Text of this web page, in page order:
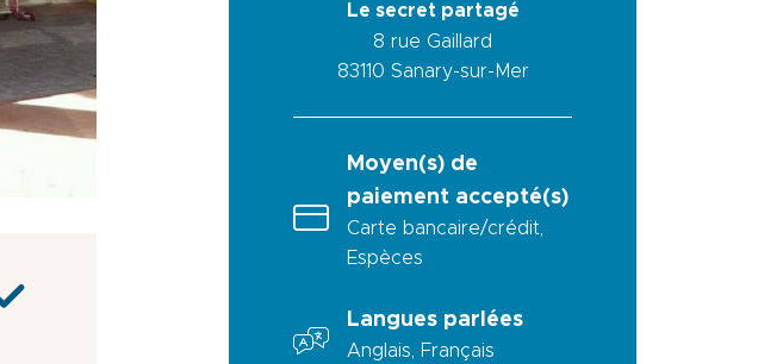
Le secret partagé
8 rue Gaillard
83110 Sanary-sur-Mer
Moyen(s) de
paiement accepté(s)
Carte bancaire/crédit,
Espèces
Langues parlées
Anglais, Français